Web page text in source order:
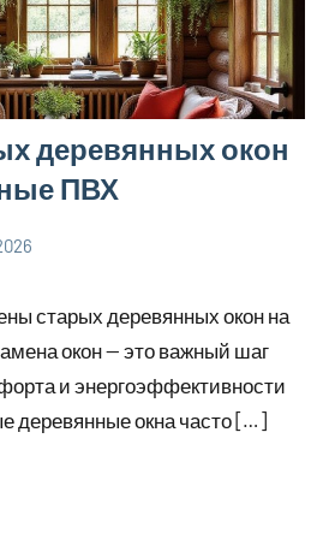
деревянных окон
ПВХ
старых деревянных окон на
окон — это важный шаг
и энергоэффективности
деревянные окна часто […]